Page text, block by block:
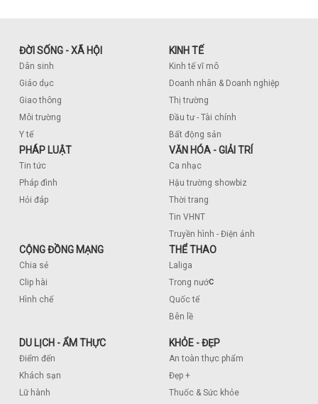
ĐỜI SỐNG - XÃ HỘI
Dân sinh
Giáo dục
Giao thông
Môi trường
Y tế
KINH TẾ
Kinh tế vĩ mô
Doanh nhân & Doanh nghiệp
Thị trường
Đầu tư - Tài chính
Bất động sản
PHÁP LUẬT
Tin tức
Pháp đình
Hỏi đáp
VĂN HÓA - GIẢI TRÍ
Ca nhạc
Hậu trường showbiz
Thời trang
Tin VHNT
Truyền hình - Điện ảnh
CỘNG ĐỒNG MẠNG
Chia sẻ
Clip hài
Hình chế
THỂ THAO
Laliga
Trong nước
Quốc tế
Bên lề
DU LỊCH - ẨM THỰC
Điểm đến
Khách sạn
Lữ hành
KHỎE - ĐẸP
An toàn thực phẩm
Đẹp +
Thuốc & Sức khỏe